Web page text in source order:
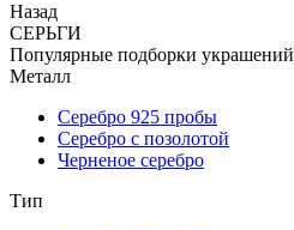
Назад
СЕРЬГИ
Популярные подборки украшений
Металл
Серебро 925 пробы
Серебро с позолотой
Черненое серебро
Тип